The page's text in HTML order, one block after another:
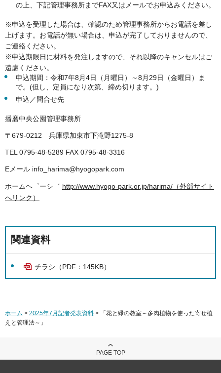
の上、下記管理事務所までFAX又はメールでお申込みください。
※申込を受理した場合は、確認のため管理事務所からお電話を差し
上げます。お電話が無い場合は、申込が完了しておりませんので、
ご連絡ください。
※申込期限日に材料を発注しますので、それ以降のキャンセルはご
遠慮ください。
申込期間：令和7年8月4日（月曜日）～8月29日（金曜日）ま
で。(但し、定員になり次第、締め切ります。)
申込／問合せ先
播磨中央公園管理事務所
〒679-0212 兵庫県加東市下滝野1275-8
TEL 0795-48-5289 FAX 0795-48-3316
Eメール info_harima@hyogopark.com
ホームヘ゜ーシ゛ http://www.hyogo-park.or.jp/harima/（外部サイト
へリンク）
関連資料
チラシ（PDF：145KB）
ホーム > 2025年7月記者発表資料 > 「花と緑の教室～多肉植物を使った寄せ植
えと管理法～」
PAGE TOP